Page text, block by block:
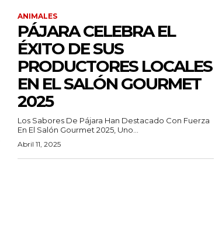
ANIMALES
PÁJARA CELEBRA EL
ÉXITO DE SUS
PRODUCTORES LOCALES
EN EL SALÓN GOURMET
2025
Los Sabores De Pájara Han Destacado Con Fuerza
En El Salón Gourmet 2025, Uno...
Abril 11, 2025